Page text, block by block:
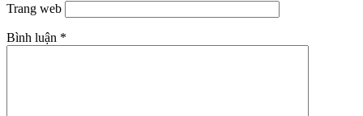
Trang web
Bình luận *